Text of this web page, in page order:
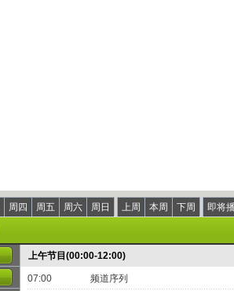
周四 周五 周六 周日 上周 本周 下周
即将
上午节目(00:00-12:00)
07:00 频道序列